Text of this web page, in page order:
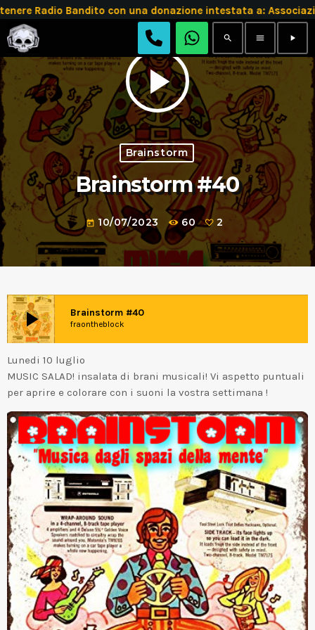
Radio Bandito con una donazione intestata a:
search menu play_arrow
play_arrow
Brainstorm
Brainstorm #40
today 10/07/2023 60 2
play_arrow Brainstorm #40
fraontheblock
Lunedi 10 luglio
MUSIC SALAD! insalata di brani musicali! Vi aspetto puntuali
per aprire e colorare con i suoni la vostra settimana !